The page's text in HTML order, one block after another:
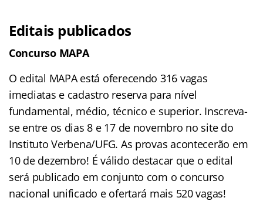
Editais publicados
Concurso MAPA
O edital MAPA está oferecendo 316 vagas
imediatas e cadastro reserva para nível
fundamental, médio, técnico e superior. Inscreva-
se entre os dias 8 e 17 de novembro no site do
Instituto Verbena/UFG. As provas acontecerão em
10 de dezembro! É válido destacar que o edital
será publicado em conjunto com o concurso
nacional unificado e ofertará mais 520 vagas!